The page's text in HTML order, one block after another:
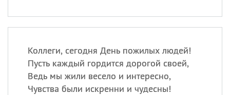
Коллеги, сегодня День пожилых людей!
Пусть каждый гордится дорогой своей,
Ведь мы жили весело и интересно,
Чувства были искренни и чудесны!